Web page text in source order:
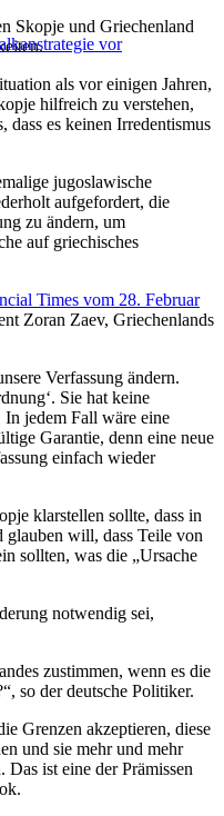
vor
Skopje und Griechenland
als vor einigen Jahren,
hilfreich zu verstehen,
dass es keinen Irredentismus
jugoslawische
aufgefordert, die
zu ändern, um
auf griechisches
Times vom 28. Februar
Zoran Zaev, Griechenlands
Verfassung ändern.
Sie hat keine
jedem Fall wäre eine
Garantie, denn eine neue
einfach wieder
klarstellen sollte, dass in
glauben will, dass Teile von
sollten, was die „Ursache
notwendig sei,
zustimmen, wenn es die
so der deutsche Politiker.
Grenzen akzeptieren, diese
und sie mehr und mehr
ist eine der Prämissen